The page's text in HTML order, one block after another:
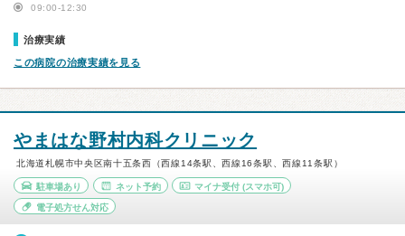
09:00-12:30
治療実績
この病院の治療実績を見る
やまはな野村内科クリニック
北海道札幌市中央区南十五条西（西線14条駅、西線16条駅、西線11条駅）
駐車場あり ネット予約 マイナ受付 (スマホ可)
電子処方せん対応